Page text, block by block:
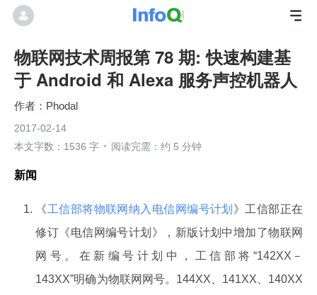
物联网技术周报第 78 期: 快速构建基
于 Android 和 Alexa 服务声控机器人
Phodal
2017-02-14
本文字数：1536 字
阅读完需：约 5 分钟
新闻
《工信部将物联网纳入电信网编号计划 》工信部正在
修订《电信网编号计划》，新版计划中增加了物联网
网号。在新编号计划中，工信部将“142XX－
143XX”明确为物联网网号。144XX、141XX、140XX